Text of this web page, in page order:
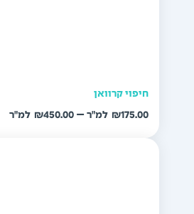
חיפוי קרוואן
₪175.00
–
₪450.00